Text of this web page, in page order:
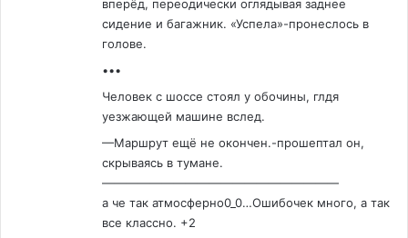
вперёд, переодически оглядывая заднее
сидение и багажник. «Успела»-пронеслось в
голове.
•••
Человек с шоссе стоял у обочины, глдя
уезжающей машине вслед.
—Маршрут ещё не окончен.-прошептал он,
скрываясь в тумане.
————————————————————
а че так атмосферно0_0…Ошибочек много, а так
все классно. +2